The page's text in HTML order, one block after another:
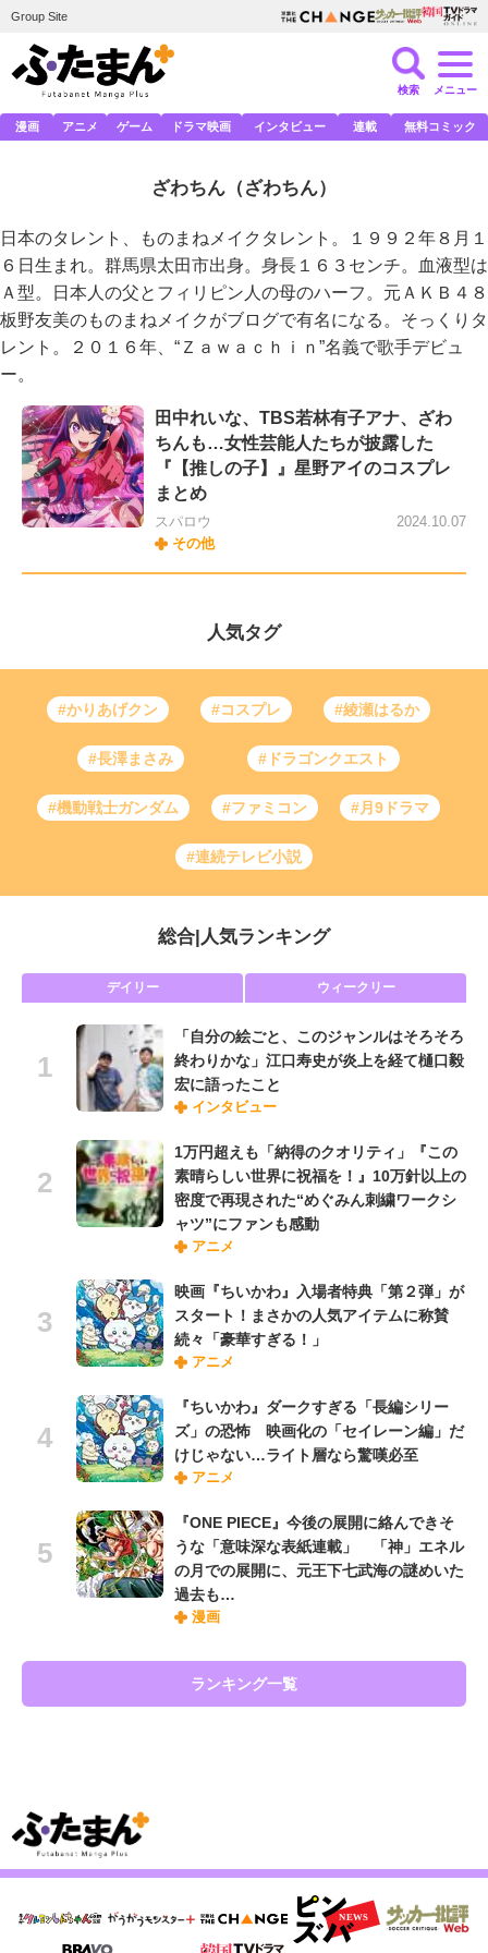
Group Site
検索 メニュー
漫画 アニメ ゲーム ドラマ映画 インタビュー 連載 無料コミック
ざわちん （ざわちん）
日本のタレント、ものまねメイクタレント。１９９２年８月１
６日生まれ。群馬県太田市出身。身長１６３センチ。血液型は
Ａ型。日本人の父とフィリピン人の母のハーフ。元ＡＫＢ４８
板野友美のものまねメイクがブログで有名になる。そっくりタ
レント。２０１６年、“Ｚａｗａｃｈｉｎ”名義で歌手デビュ
ー。
田中れいな、TBS若林有子アナ、ざわ
ちんも…女性芸能人たちが披露した
『【推しの子】』星野アイのコスプレ
まとめ
スパロウ
その他
2024.10.07
人気タグ
#かりあげクン #コスプレ #綾瀬はるか
#長澤まさみ #ドラゴンクエスト
#機動戦士ガンダム #ファミコン #月9ドラマ
#連続テレビ小説
総合 人気ランキング
デイリー ウィークリー
「自分の絵ごと、このジャンルはそろそろ
終わりかな」江口寿史が炎上を経て樋口毅
宏に語ったこと
インタビュー
1万円超えも「納得のクオリティ」『この
素晴らしい世界に祝福を！』10万針以上の
密度で再現された“めぐみん刺繍ワークシ
ャツ”にファンも感動
アニメ
映画『ちいかわ』入場者特典「第２弾」が
スタート！まさかの人気アイテムに称賛
続々「豪華すぎる！」
アニメ
『ちいかわ』ダークすぎる「長編シリー
ズ」の恐怖 映画化の「セイレーン編」だ
けじゃない…ライト層なら驚嘆必至
アニメ
『ONE PIECE』今後の展開に絡んできそ
うな「意味深な表紙連載」 「神」エネル
の月での展開に、元王下七武海の謎めいた
過去も…
漫画
ランキング一覧